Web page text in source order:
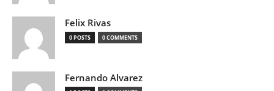
Felix Rivas
0 POSTS 0 COMMENTS
Fernando Alvarez